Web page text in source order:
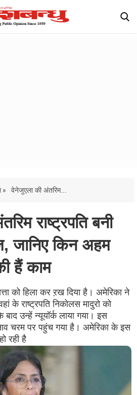
» वेनेजुएला की अंतरिम...
राष्ट्रपति बनी
जानिए किन अहम
हैं काम
को हिला कर ऱख दिया है। अमेरिका ने
के राष्ट्रपति निकोलस मादुरो को
उन्हें न्यूयॉर्क लाया गया। इस
चरम पर पहुंच गया है। अमेरिका के इस
रही है